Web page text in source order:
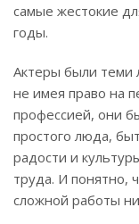
самые жестокие
годы.
Актеры были теми
не имея право на
профессией, они
простого люда,
радости и
труда. И понятно,
сложной работы